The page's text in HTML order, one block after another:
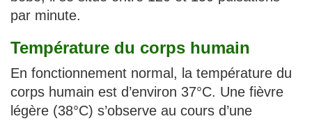
par minute.
Température du corps humain
En fonctionnement normal, la température du
corps humain est d’environ 37°C. Une fièvre
légère (38°C) s’observe au cours d’une